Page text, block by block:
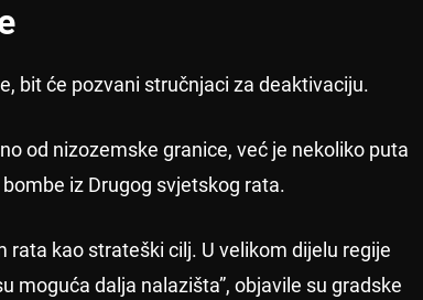
bit će pozvani stručnjaci za deaktivaciju.
od nizozemske granice, već je nekoliko puta
iz Drugog svjetskog rata.
kao strateški cilj. U velikom dijelu regije
moguća dalja nalazišta”, objavile su gradske